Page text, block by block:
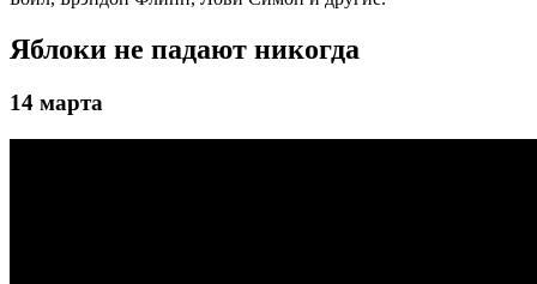
Яблоки не падают никогда
14 марта